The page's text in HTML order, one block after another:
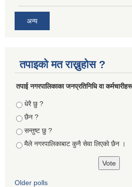
अन्य
तपाइको मत राख्नुहोस ?
तपा‌ई नगरपालिकाका जनप्रतिनिधि वा
Choices
धेरै छु ?
छैन ?
सन्तुष्ट छु ?
मैले नगरपालिकाबाट कुनै सेवा लिएकाे छैन ।
Older polls